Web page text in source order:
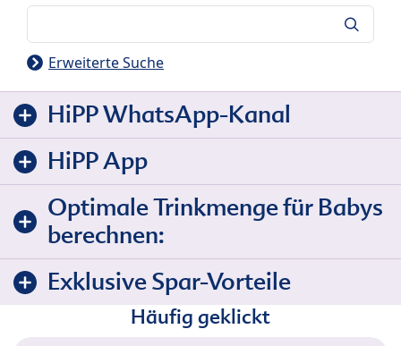
Erweiterte Suche
HiPP WhatsApp-Kanal
HiPP App
Optimale Trinkmenge für Babys
berechnen:
Exklusive Spar-Vorteile
Häufig geklickt